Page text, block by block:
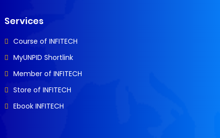
Services
Course of INFITECH
MyUNPID Shortlink
Member of INFITECH
Store of INFITECH
Ebook INFITECH